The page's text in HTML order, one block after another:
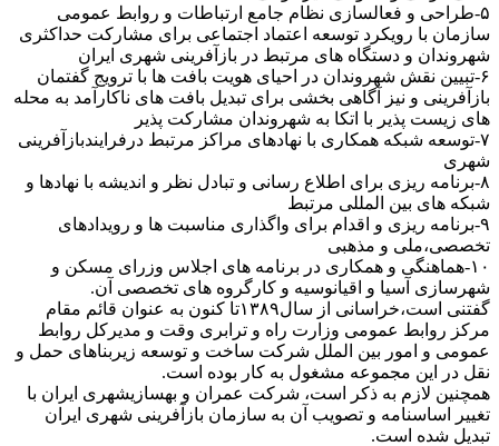
۵-طراحی و فعالسازی نظام جامع ارتباطات و روابط عمومی
سازمان با رویکرد توسعه اعتماد اجتماعی برای مشارکت حداکثری
شهروندان و دستگاه های مرتبط در بازآفرینی شهری ایران
۶-تبیین نقش شهروندان در احیای هویت بافت ها با ترویج گفتمان
بازآفرینی و نیز آگاهی بخشی برای تبدیل بافت های ناکارآمد به محله
های زیست پذیر با اتکا به شهروندان مشارکت پذیر
٧-توسعه شبکه همکاری با نهادهای مراکز مرتبط درفرایندبازآفرینی
شهری
٨-برنامه ریزی برای اطلاع رسانی و تبادل نظر و اندیشه با نهادها و
شبکه های بین المللی مرتبط
٩-برنامه ریزی و اقدام برای واگذاری مناسبت ها و رویدادهای
تخصصی،ملی و مذهبی
١٠-هماهنگی و همکاری در برنامه های اجلاس وزرای مسکن و
شهرسازی آسیا و اقیانوسیه و کارگروه های تخصصی آن.
گفتنی است،خراسانی از سال۱۳۸۹تا کنون به عنوان قائم مقام
مرکز روابط عمومی وزارت راه و ترابری وقت و مدیرکل روابط
عمومی و امور بین الملل شرکت ساخت و توسعه زیربناهای حمل و
نقل در این مجموعه مشغول به کار بوده است.
همچنین لازم به ذکر است، شرکت عمران و بهسازیشهری ایران با
تغییر اساسنامه و تصویب آن به سازمان بازآفرینی شهری ایران
تبدیل شده است.